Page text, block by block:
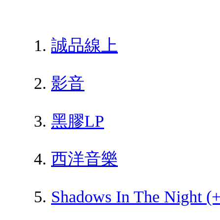
誠品線上
影音
黑膠LP
西洋音樂
Shadows In The Night